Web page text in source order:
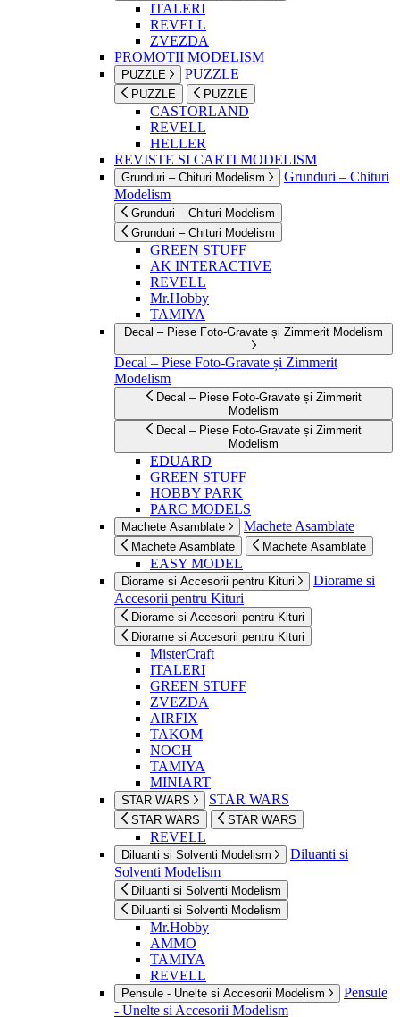
ITALERI
REVELL
ZVEZDA
PROMOTII MODELISM
PUZZLE PUZZLE
PUZZLE PUZZLE
CASTORLAND
REVELL
HELLER
REVISTE SI CARTI MODELISM
Grunduri – Chituri Modelism
Grunduri – Chituri
Modelism
Grunduri – Chituri Modelism
Grunduri – Chituri Modelism
GREEN STUFF
AK INTERACTIVE
REVELL
Mr.Hobby
TAMIYA
Decal – Piese Foto-Gravate și Zimmerit Modelism
Decal – Piese Foto-Gravate și Zimmerit
Modelism
Decal – Piese Foto-Gravate și Zimmerit
Modelism
Decal – Piese Foto-Gravate și Zimmerit
Modelism
EDUARD
GREEN STUFF
HOBBY PARK
PARC MODELS
Machete Asamblate Machete Asamblate
Machete Asamblate Machete Asamblate
EASY MODEL
Diorame si Accesorii pentru Kituri
Diorame si
Accesorii pentru Kituri
Diorame si Accesorii pentru Kituri
Diorame si Accesorii pentru Kituri
MisterCraft
ITALERI
GREEN STUFF
ZVEZDA
AIRFIX
TAKOM
NOCH
TAMIYA
MINIART
STAR WARS STAR WARS
STAR WARS STAR WARS
REVELL
Diluanti si Solventi Modelism
Diluanti si
Solventi Modelism
Diluanti si Solventi Modelism
Diluanti si Solventi Modelism
Mr.Hobby
AMMO
TAMIYA
REVELL
Pensule - Unelte si Accesorii Modelism
Pensule
- Unelte si Accesorii Modelism